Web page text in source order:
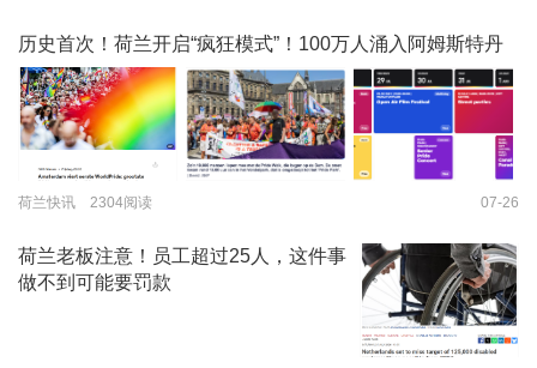
历史首次！荷兰开启“疯狂模式”！100万人涌入阿姆斯特丹
荷兰快讯 2304阅读 07-26
荷兰老板注意！员工超过25人，这件事
做不到可能要罚款